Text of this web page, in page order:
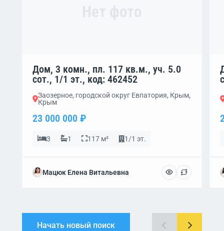
Дом, 3 комн., пл. 117 кв.м., уч. 5.0
сот., 1/1 эт., код: 462452
Заозерное, городской округ Евпатория, Крым,
Крым
23 000 000 ₽
3 1 117 м² 1/1 эт.
Мацюк Елена Витальевна
Начать новый поиск